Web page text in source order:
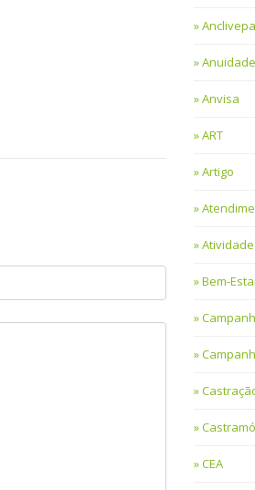
Anclivepa
Anuidade
Anvisa
ART
Artigo
Bem-
CEA